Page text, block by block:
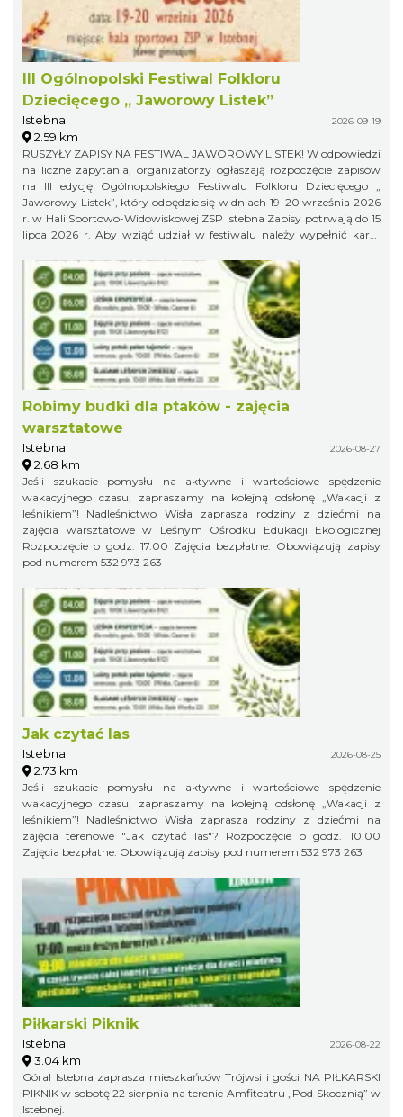
III Ogólnopolski Festiwal Folkloru
Dziecięcego „ Jaworowy Listek”
Istebna 2026-09-19
2.59 km
RUSZYŁY ZAPISY NA FESTIWAL JAWOROWY LISTEK! W odpowiedzi
na liczne zapytania, organizatorzy ogłaszają rozpoczęcie zapisów
na III edycję Ogólnopolskiego Festiwalu Folkloru Dziecięcego „
Jaworowy Listek”, który odbędzie się w dniach 19–20 września 2026
r. w Hali Sportowo-Widowiskowej ZSP Istebna Zapisy potrwają do 15
lipca 2026 r. Aby wziąć udział w festiwalu należy wypełnić kartę
jaworowylistek@gmail.com
Robimy budki dla ptaków - zajęcia
warsztatowe
Istebna 2026-08-27
2.68 km
Jeśli szukacie pomysłu na aktywne i wartościowe spędzenie
wakacyjnego czasu, zapraszamy na kolejną odsłonę „Wakacji z
leśnikiem”! Nadleśnictwo Wisła zaprasza rodziny z dziećmi na
zajęcia warsztatowe w Leśnym Ośrodku Edukacji Ekologicznej
Rozpoczęcie o godz. 17.00 Zajęcia bezpłatne. Obowiązują zapisy
pod numerem 532 973 263
Jak czytać las
Istebna 2026-08-25
2.73 km
Jeśli szukacie pomysłu na aktywne i wartościowe spędzenie
wakacyjnego czasu, zapraszamy na kolejną odsłonę „Wakacji z
leśnikiem”! Nadleśnictwo Wisła zaprasza rodziny z dziećmi na
zajęcia terenowe "Jak czytać las"? Rozpoczęcie o godz. 10.00
Zajęcia bezpłatne. Obowiązują zapisy pod numerem 532 973 263
Piłkarski Piknik
Istebna 2026-08-22
3.04 km
Góral Istebna zaprasza mieszkańców Trójwsi i gości NA PIŁKARSKI
PIKNIK w sobotę 22 sierpnia na terenie Amfiteatru „Pod Skocznią” w
Istebnej.